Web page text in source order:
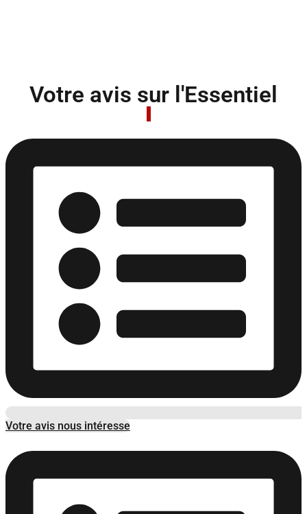
Votre avis sur l'Essentiel
Votre avis nous intéresse